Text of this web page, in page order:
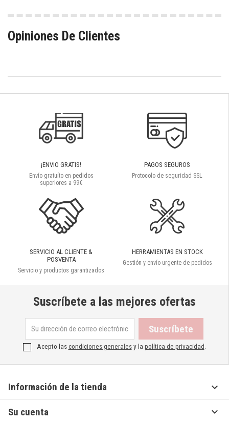
Opiniones De Clientes
¡ENVIO GRATIS!
Envío gratuíto en pedidos
superiores a 99€
PAGOS SEGUROS
Protocolo de seguridad SSL
SERVICIO AL CLIENTE &
POSVENTA
Servicio y productos garantizados
HERRAMIENTAS EN STOCK
Gestión y envío urgente de pedidos
Suscríbete a las mejores ofertas
Acepto lascondiciones generalesy la política de privacidad.
Información de la tienda 
Su cuenta 